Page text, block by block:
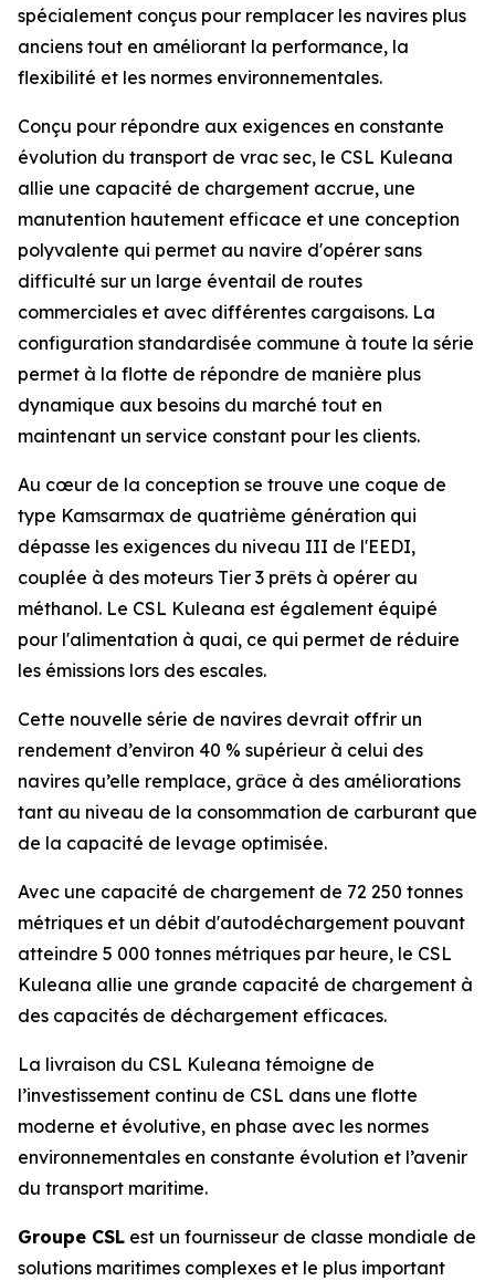
spécialement conçus pour remplacer les navires plus
anciens tout en améliorant la performance, la
flexibilité et les normes environnementales.
Conçu pour répondre aux exigences en constante
évolution du transport de vrac sec, le CSL Kuleana
allie une capacité de chargement accrue, une
manutention hautement efficace et une conception
polyvalente qui permet au navire d'opérer sans
difficulté sur un large éventail de routes
commerciales et avec différentes cargaisons. La
configuration standardisée commune à toute la série
permet à la flotte de répondre de manière plus
dynamique aux besoins du marché tout en
maintenant un service constant pour les clients.
Au cœur de la conception se trouve une coque de
type Kamsarmax de quatrième génération qui
dépasse les exigences du niveau III de l'EEDI,
couplée à des moteurs Tier 3 prêts à opérer au
méthanol. Le CSL Kuleana est également équipé
pour l'alimentation à quai, ce qui permet de réduire
les émissions lors des escales.
Cette nouvelle série de navires devrait offrir un
rendement d’environ 40 % supérieur à celui des
navires qu’elle remplace, grâce à des améliorations
tant au niveau de la consommation de carburant que
de la capacité de levage optimisée.
Avec une capacité de chargement de 72 250 tonnes
métriques et un débit d'autodéchargement pouvant
atteindre 5 000 tonnes métriques par heure, le CSL
Kuleana allie une grande capacité de chargement à
des capacités de déchargement efficaces.
La livraison du CSL Kuleana témoigne de
l’investissement continu de CSL dans une flotte
moderne et évolutive, en phase avec les normes
environnementales en constante évolution et l’avenir
du transport maritime.
Groupe CSL est un fournisseur de classe mondiale de
solutions maritimes complexes et le plus important